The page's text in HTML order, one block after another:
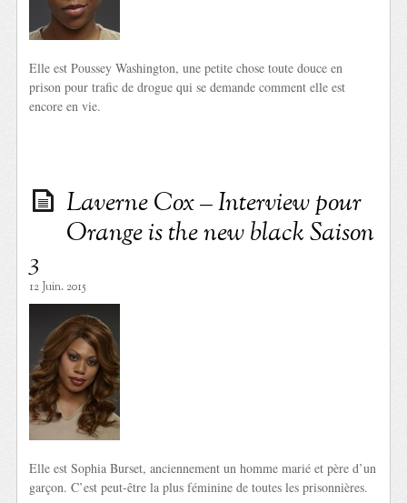
Elle est Poussey Washington, une petite chose toute douce en
prison pour trafic de drogue qui se demande comment elle est
encore en vie.
Laverne Cox – Interview pour
Orange is the new black Saison
3
12 Juin. 2015
Elle est Sophia Burset, anciennement un homme marié et père d’un
garçon. C’est peut-être la plus féminine de toutes les prisonnières.